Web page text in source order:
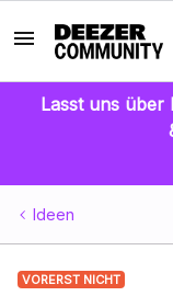
Lasst uns über
Ideen
VORERST NICHT